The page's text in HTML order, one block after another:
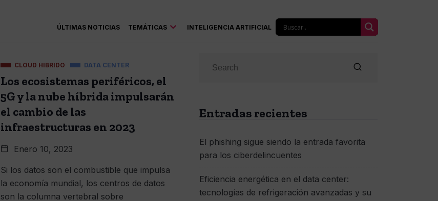
ÚLTIMAS NOTICIAS TEMÁTICAS INTELIGENCIA ARTIFICIAL
CLOUD HIBRIDO DATA CENTER
Los ecosistemas periféricos, el
5G y la nube híbrida impulsarán
el cambio de las
infraestructuras en 2023
Enero 10, 2023
Si los datos son el combustible que impulsa
la economía mundial, los centros de datos
son la columna vertebral sobre
Entradas recientes
El phishing sigue siendo la entrada favorita
para los ciberdelincuentes
Eficiencia energética en el data center:
tecnologías de refrigeración avanzadas y su